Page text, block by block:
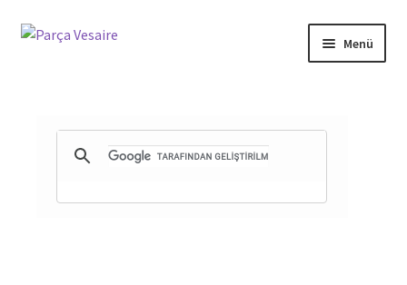
Dolaşıma
İçeriğe
Menü
Mesafeli Satış Sözleşmesi